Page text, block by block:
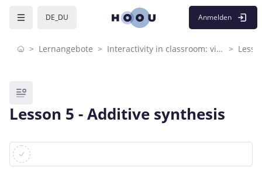
Skip to sidebar navigation menu
Skip to mobile navigation menu
DE_DU Anmelden
Lernangebote Interactivity in classroom: visual programming
Blöcke
Lesson 5 - Additive synthesis
Blöcke
Abschlussbedingungen